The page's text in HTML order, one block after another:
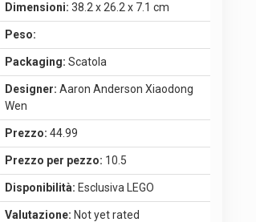
Dimensioni: 38.2 x 26.2 x 7.1 cm
Peso:
Packaging: Scatola
Designer: Aaron Anderson Xiaodong
Wen
Prezzo: 44.99
Prezzo per pezzo: 10.5
Disponibilità: Esclusiva LEGO
Valutazione: Not yet rated